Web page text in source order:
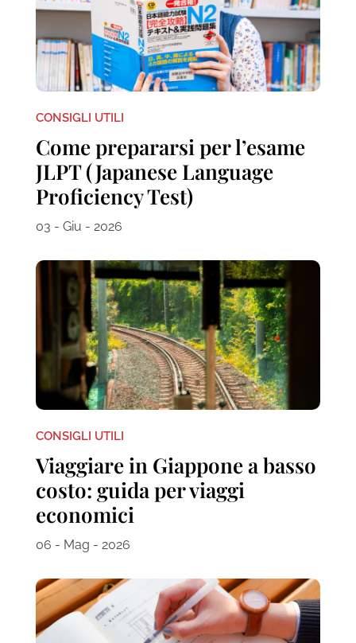
CONSIGLI UTILI
Come prepararsi per l’esame
JLPT (Japanese Language
Proficiency Test)
03 - Giu - 2026
CONSIGLI UTILI
Viaggiare in Giappone a basso
costo: guida per viaggi
economici
06 - Mag - 2026